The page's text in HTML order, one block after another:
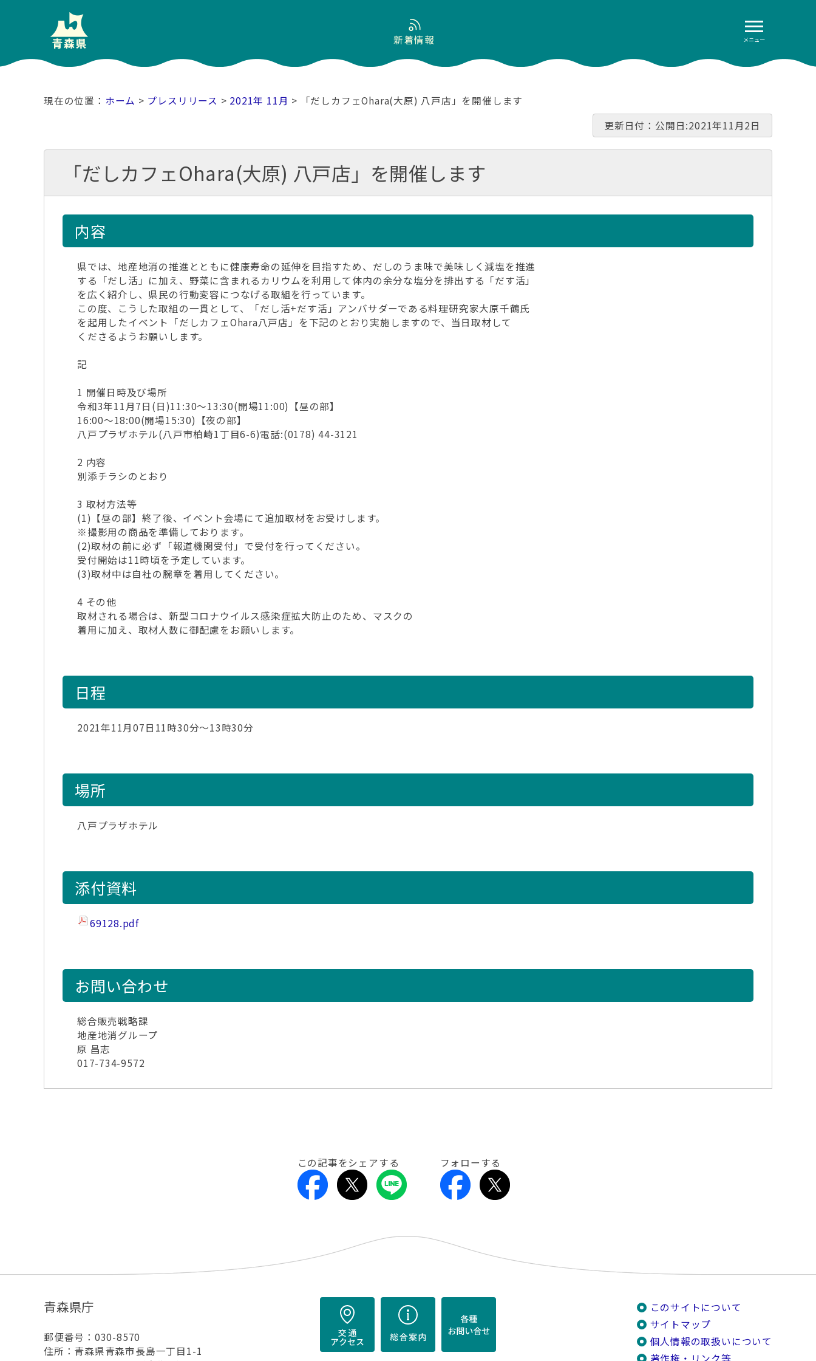
メニュー
新着情報
ホーム > プレスリリース > 2021年 11月 > 「だしカフェOhara(大原) 八戸店」を開催します
更新日付：公開日:2021年11月2日
「だしカフェOhara(大原) 八戸店」を開催します
内容
県では、地産地消の推進とともに健康寿命の延伸を目指すため、だしのうま味で美味しく減塩を推進
する「だし活」に加え、野菜に含まれるカリウムを利用して体内の余分な塩分を排出する「だす活」
を広く紹介し、県民の行動変容につなげる取組を行っています。
この度、こうした取組の一貫として、「だし活+だす活」アンバサダーである料理研究家大原千鶴氏
を起用したイベント「だしカフェOhara八戸店」を下記のとおり実施しますので、当日取材して
くださるようお願いします。
記
1 開催日時及び場所
令和3年11月7日(日)11:30～13:30(開場11:00)【昼の部】
16:00～18:00(開場15:30)【夜の部】
八戸プラザホテル(八戸市柏崎1丁目6-6)電話:(0178) 44-3121
2 内容
別添チラシのとおり
3 取材方法等
(1)【昼の部】終了後、イベント会場にて追加取材をお受けします。
※撮影用の商品を準備しております。
(2)取材の前に必ず「報道機関受付」で受付を行ってください。
受付開始は11時頃を予定しています。
(3)取材中は自社の腕章を着用してください。
4 その他
取材される場合は、新型コロナウイルス感染症拡大防止のため、マスクの
着用に加え、取材人数に御配慮をお願いします。
日程
2021年11月07日11時30分～13時30分
場所
八戸プラザホテル
添付資料
69128.pdf
お問い合わせ
総合販売戦略課
地産地消グループ
原 昌志
017-734-9572
この記事をシェアする フォローする
青森県庁
郵便番号：030-8570
住所：青森県青森市長島一丁目1-1
このサイトについて
サイトマップ
個人情報の取扱いについて